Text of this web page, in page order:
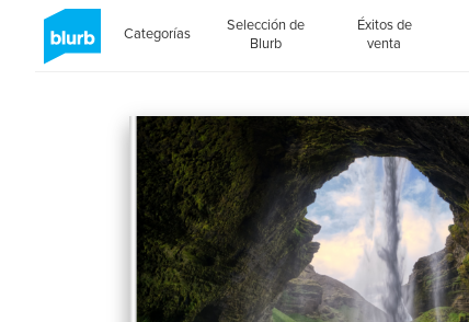
Categorías
Selección de
Blurb
Éxitos de
venta